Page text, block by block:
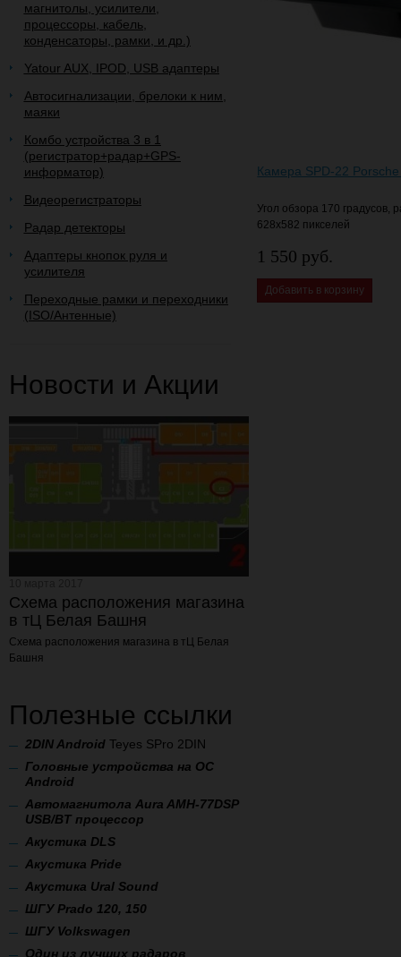
магнитолы, усилители,
процессоры, кабель,
конденсаторы, рамки, и др.)
Yatour AUX, IPOD, USB адаптеры
Автосигнализации, брелоки к ним,
маяки
Комбо устройства 3 в 1
(регистратор+радар+GPS-
информатор)
Видеорегистраторы
Радар детекторы
Адаптеры кнопок руля и
усилителя
Переходные рамки и переходники
(ISO/Антенные)
Новости и Акции
Схема расположения магазина
в тЦ Белая Башня
Схема расположения магазина в тЦ Белая
Башня
Полезные ссылки
2DIN Android Teyes SPro 2DIN
Головные устройства на ОС
Android
Автомагнитола Aura AMH-77DSP
USB/BT процессор
Акустика DLS
Акустика Pride
Акустика Ural Sound
ШГУ Prado 120, 150
ШГУ Volkswagen
Один из лучших радаров
Камера SPD-22
Угол обзора 170 градусов,
628х582 пикселей
1 550 руб.
Добавить в корзину